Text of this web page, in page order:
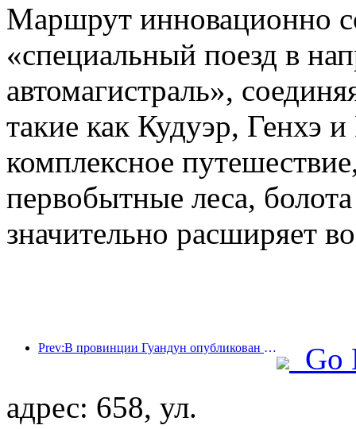
Маршрут инновационно
«специальный поезд в
автомагистраль»,
такие как Кудуэр, Генхэ
комплексное
первобытные леса,
значительно расширяет
Prev:В провинции Гуандун опубликован план расширения мощностей сферы услуг для превращения Большого залива в туристический центр мирового класса.
Go
адрес: 658, ул.